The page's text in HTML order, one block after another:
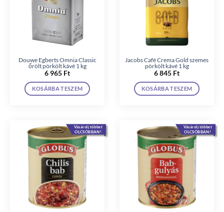
Douwe Egberts Omnia Classic
őrölt pörkölt kávé 1 kg
6 965 Ft
KOSÁRBA TESZEM
Jacobs Café Crema Gold szemes
pörkölt kávé 1 kg
6 845 Ft
KOSÁRBA TESZEM
Vásárolj többet
OLCSÓBBAN!
Vásárolj többet
OLCSÓBBAN!